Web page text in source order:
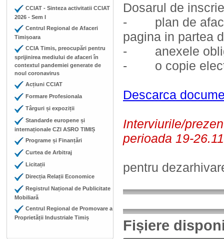
CCIAT - Sinteza activitatii CCIAT
2026 - Sem I
Centrul Regional de Afaceri
Timișoara
CCIA Timis, preocupări pentru
sprijinirea mediului de afaceri în
contextul pandemiei generate de
noul coronavirus
Acțiuni CCIAT
Formare Profesionala
Târguri și expoziții
Standarde europene și
internaționale CZI ASRO TIMIȘ
Programe și Finanțări
Curtea de Arbitraj
Licitații
Direcția Relații Economice
Registrul Național de Publicitate
Mobiliară
Centrul Regional de Promovare a
Proprietății Industriale Timiș
Dosarul de
- plan de
pagina in partea
- anexele
- o copie
Descarca
Interviurile/
perioada 19-
pentru
Fișiere